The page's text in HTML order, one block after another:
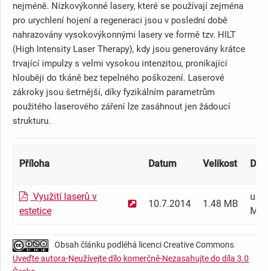
nejméně. Nízkovýkonné lasery, které se používají zejména
pro urychlení hojení a regeneraci jsou v poslední době
nahrazovány vysokovýkonnými lasery ve formě tzv. HILT
(High Intensity Laser Therapy), kdy jsou generovány krátce
trvající impulzy s velmi vysokou intenzitou, pronikající
hlouběji do tkáně bez tepelného poškození. Laserové
zákroky jsou šetrnější, díky fyzikálním parametrům
použitého laserového záření lze zasáhnout jen žádoucí
strukturu.
Příloha Datum Velikost
Využití laserů v
estetice
10.7.2014 1.48 MB
Obsah článku podléhá licenci Creative Commons
Uveďte autora-Neužívejte dílo komerčně-Nezasahujte do díla 3.0